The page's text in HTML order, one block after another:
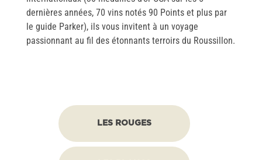
dernières années, 70 vins notés 90 Points et plus par
le guide Parker), ils vous invitent à un voyage
passionnant au fil des étonnants terroirs du Roussillon.
LES ROUGES